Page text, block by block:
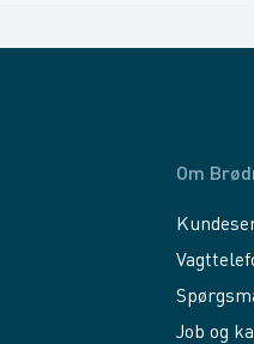
Om
Job og